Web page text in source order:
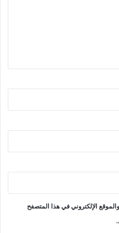
الإلكتروني في هذا المتصفح